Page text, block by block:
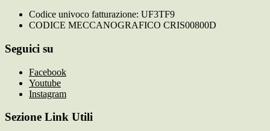
Codice univoco fatturazione: UF3TF9
CODICE MECCANOGRAFICO CRIS00800D
Seguici su
Facebook
Youtube
Instagram
Sezione Link Utili